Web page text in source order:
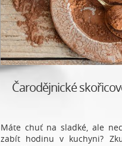
Čarodějnické
Máte chuť na sladké, ale
zabít hodinu v kuchyni?